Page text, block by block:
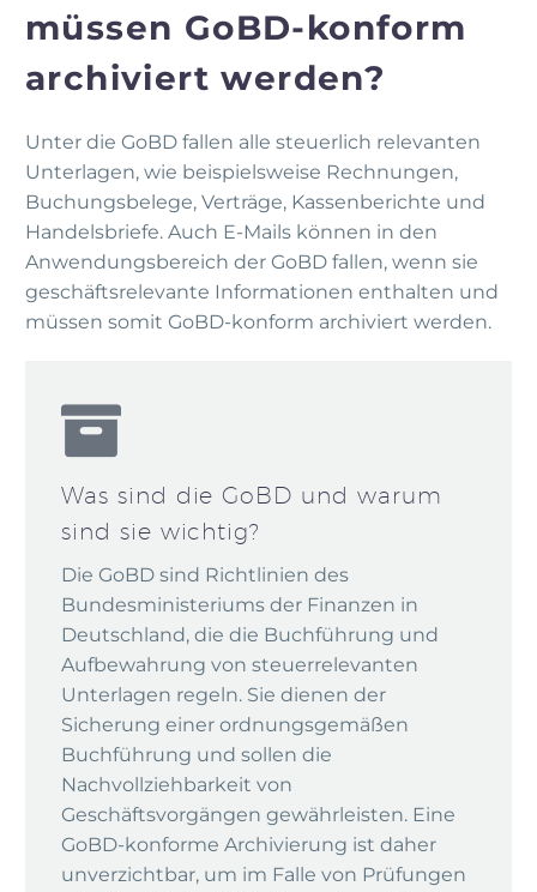
müssen GoBD-konform
archiviert werden?
Unter die GoBD fallen alle steuerlich relevanten
Unterlagen, wie beispielsweise Rechnungen,
Buchungsbelege, Verträge, Kassenberichte und
Handelsbriefe. Auch E-Mails können in den
Anwendungsbereich der GoBD fallen, wenn sie
geschäftsrelevante Informationen enthalten und
müssen somit GoBD-konform archiviert werden.
Was sind die GoBD und warum
sind sie wichtig?
Die GoBD sind Richtlinien des
Bundesministeriums der Finanzen in
Deutschland, die die Buchführung und
Aufbewahrung von steuerrelevanten
Unterlagen regeln. Sie dienen der
Sicherung einer ordnungsgemäßen
Buchführung und sollen die
Nachvollziehbarkeit von
Geschäftsvorgängen gewährleisten. Eine
GoBD-konforme Archivierung ist daher
unverzichtbar, um im Falle von Prüfungen